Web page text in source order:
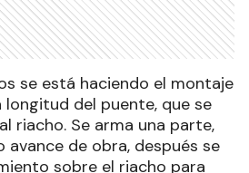
se está haciendo el montaje
del puente, que se
riacho. Se arma una parte,
de obra, después se
sobre el riacho para